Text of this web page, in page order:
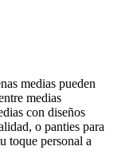
medias pueden
medias
con diseños
o panties para
toque personal a